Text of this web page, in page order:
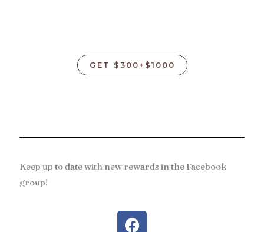
GET $300+$1000
Keep up to date with new rewards in the Facebook
group!
F